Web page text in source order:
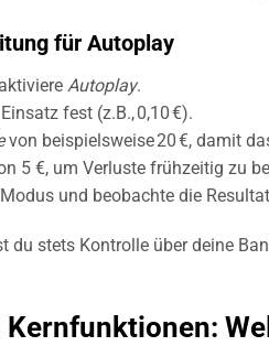
für Autoplay
Autoplay.
fest (z.B., 0,10 €).
von beispielsweise 20 €, damit
5 €, um Verluste frühzeitig zu
und beobachte die
du stets Kontrolle über deine